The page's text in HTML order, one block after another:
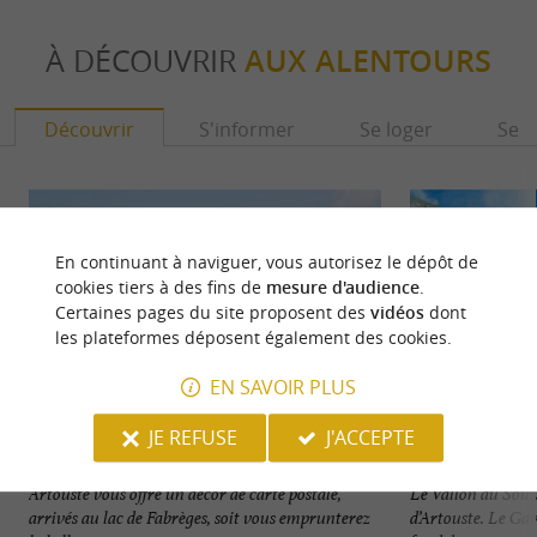
À DÉCOUVRIR AUX ALENTOURS
Découvrir S'informer Se loger Se
Artouste - Lac d'Artouste - Vallée d'Ossau
Artouste vous offre un décor de carte postale,
arrivés au lac de Fabrèges, soit vous emprunterez
Vallon du
Le Vallon du
d’Artouste. Le
En continuant à naviguer, vous autorisez le dépôt de
cookies tiers à des fins de mesure d'audience.
Certaines pages du site proposent des vidéosdont
les plateformes déposent également des cookies.
EN SAVOIR PLUS
JE REFUSE
J'ACCEPTE